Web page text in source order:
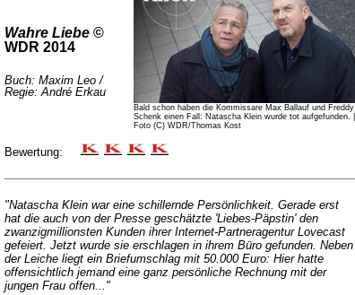
Wahre Liebe©
WDR 2014
Buch: Maxim Leo /
Regie: André Erkau
Bald schon haben die Kommissare Max Ballauf und Freddy
Schenk einen Fall: Natascha Klein wurde tot aufgefunden. |
Foto (C) WDR/Thomas Kost
Bewertung:
"Natascha Klein war eine schillernde Persönlichkeit. Gerade erst
hat die auch von der Presse geschätzte 'Liebes-Päpstin' den
zwanzigmillionsten Kunden ihrer Internet-Partneragentur Lovecast
gefeiert. Jetzt wurde sie erschlagen in ihrem Büro gefunden. Neben
der Leiche liegt ein Briefumschlag mit 50.000 Euro: Hier hatte
offensichtlich jemand eine ganz persönliche Rechnung mit der
jungen Frau offen..."